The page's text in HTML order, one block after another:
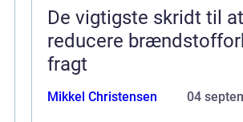
De vigtigste skridt til at
reducere
fragt
Mikkel Christensen 04